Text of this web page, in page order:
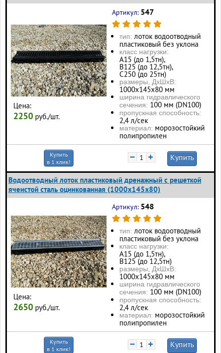
Цена:
2250 руб./шт.
Артикул: 547
тип: лоток водоотводный
пластиковый без уклона
класс нагрузки:
А15 (до 1,5тн),
В125 (до 12,5тн),
С250 (до 25тн)
размеры, ДхШхВ:
1000х145х80 мм
ширина гидравлического
сечения: 100 мм (DN100)
пропускная способность:
2,4 л/сек
материал: морозостойкий
полипропилен
Купить
в 1 клик!
− + Купить
Водоотводный лоток пластиковый дренажный с решеткой
ячеистой сталь оцинкованная (1000x145x80)
Цена:
2650 руб./шт.
Артикул: 548
тип: лоток водоотводный
пластиковый без уклона
класс нагрузки:
А15 (до 1,5тн),
В125 (до 12,5тн)
размеры, ДхШхВ:
1000х145х80 мм
ширина гидравлического
сечения: 100 мм (DN100)
пропускная способность:
2,4 л/сек
материал: морозостойкий
полипропилен
Купить
в 1 клик!
− + Купить